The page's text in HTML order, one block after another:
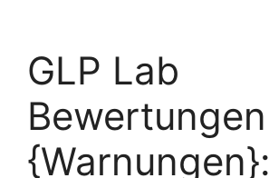
GLP Lab
Bewertungen
{Warnungen}: